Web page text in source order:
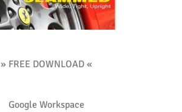
» FREE DOWNLOAD «
Google Workspace